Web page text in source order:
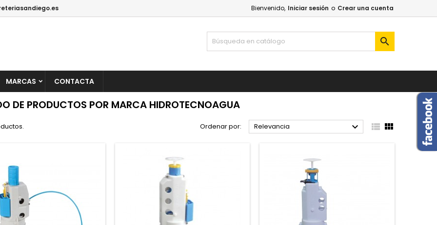
Bienvenido, Iniciar sesión o Crear una cuenta

MARCAS CONTACTA
DE PRODUCTOS POR MARCA HIDROTECNOAGUA
Ordenar por: Relevancia   